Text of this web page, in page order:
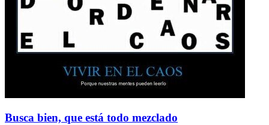
Busca bien, que está todo mezclado